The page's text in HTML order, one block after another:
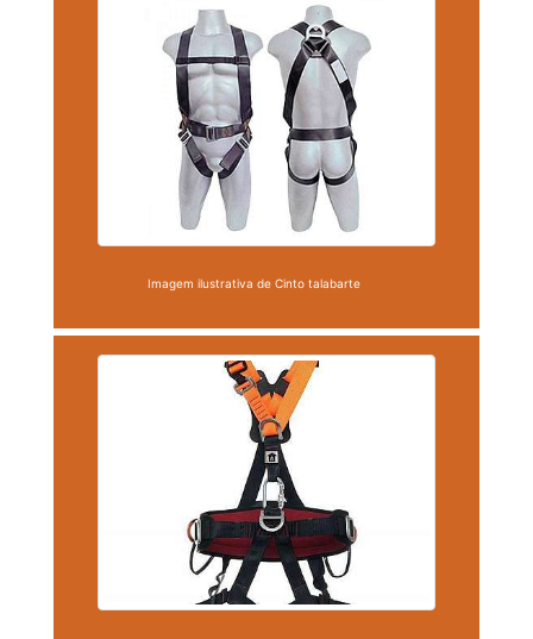
Imagem ilustrativa de Cinto talabarte